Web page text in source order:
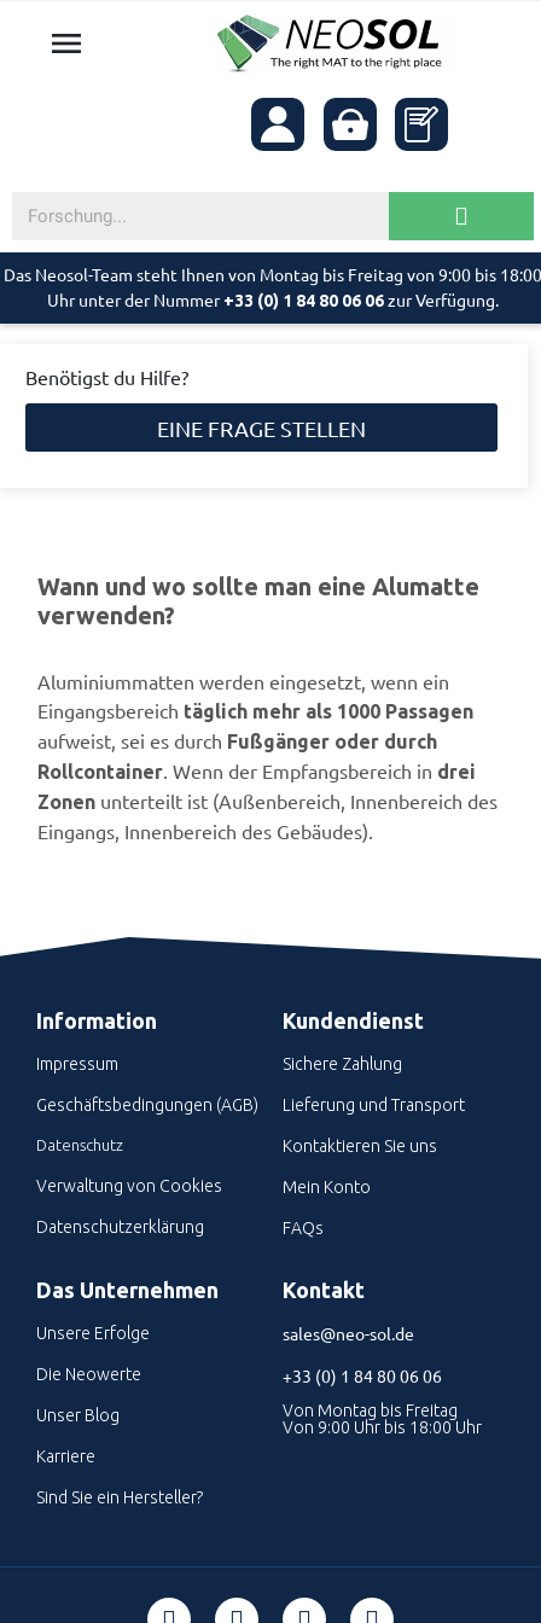

Das Neosol-Team steht Ihnen von Montag bis Freitag von 9:00 bis 18:00
Uhr unter der Nummer+33 (0) 1 84 80 06 06zur Verfügung.
Benötigst du Hilfe?
EINE FRAGE STELLEN
Wann und wo sollte man eine Alumatte
verwenden?
Aluminiummatten werden eingesetzt, wenn ein
Eingangsbereich täglich mehr als 1000 Passagen
aufweist, sei es durch Fußgänger oder durch
Rollcontainer. Wenn der Empfangsbereich in drei
Zonen unterteilt ist (Außenbereich, Innenbereich des
Eingangs, Innenbereich des Gebäudes).
Information
Impressum
Geschäftsbedingungen (AGB)
Datenschutz
Verwaltung von Cookies
Datenschutzerklärung
Kundendienst
Sichere Zahlung
Lieferung und Transport
Kontaktieren Sie uns
Mein Konto
FAQs
Das Unternehmen
Unsere Erfolge
Die Neowerte
Unser Blog
Karriere
Sind Sie ein Hersteller?
Kontakt
sales@neo-sol.de
+33 (0) 1 84 80 06 06
Von Montag bis Freitag
Von 9:00 Uhr bis 18:00 Uhr